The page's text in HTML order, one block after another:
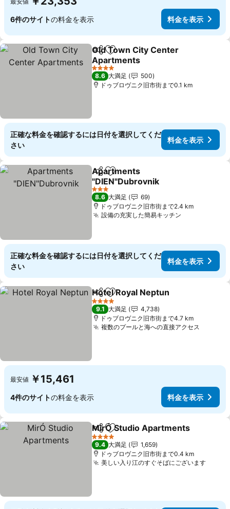
6件のサイトの料金を表示 料金を表示
シェアお気に入りに追加
Old Town City Center
Apartments
料金を表示
4 ホテルのランク
8.6 大満足
500
ドゥブロヴニク旧市街まで0.1 km
正確な料金を確認するには日付を選択してくだ
さい
料金を表示
シェアお気に入りに追加
Apartments
"DIEN"Dubrovnik
料金を表示
3 ホテルのランク
8.6 大満足
69
ドゥブロヴニク旧市街まで2.4 km
設備の充実した簡易キッチン
正確な料金を確認するには日付を選択してくだ
さい
料金を表示
シェアお気に入りに追加
Hotel Royal Neptun
4 ホテルのランク
9.1 大満足
4,738
ドゥブロヴニク旧市街まで4.7 km
複数のプールと海への直接アクセス
最安値 ￥15,461
4件のサイトの料金を表示 料金を表示
シェアお気に入りに追加
MirÓ Studio Apartments
4 ホテルのランク
9.4 大満足
1,659
ドゥブロヴニク旧市街まで0.4 km
美しい入り江のすぐそばにございます料金